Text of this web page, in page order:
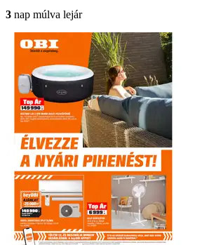
3 nap múlva lejár